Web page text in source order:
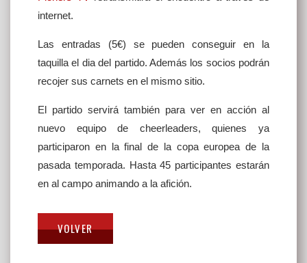
internet.
Las entradas (5€) se pueden conseguir en la
taquilla el dia del partido. Además los socios podrán
recojer sus carnets en el mismo sitio.
El partido servirá también para ver en acción al
nuevo equipo de cheerleaders, quienes ya
participaron en la final de la copa europea de la
pasada temporada. Hasta 45 participantes estarán
en al campo animando a la afición.